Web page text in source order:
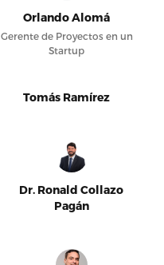
Orlando Alomá
Gerente de Proyectos en un
Startup
Tomás Ramírez
Dr. Ronald Collazo
Pagán